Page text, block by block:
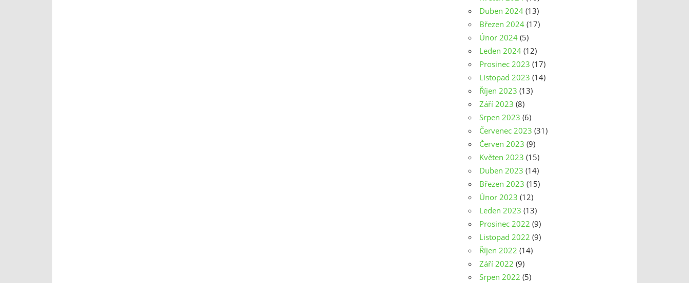
Duben 2024 (13)
Březen 2024 (17)
Únor 2024 (5)
Leden 2024 (12)
Prosinec 2023 (17)
Listopad 2023 (14)
Říjen 2023 (13)
Září 2023 (8)
Srpen 2023 (6)
Červenec 2023 (31)
Červen 2023 (9)
Květen 2023 (15)
Duben 2023 (14)
Březen 2023 (15)
Únor 2023 (12)
Leden 2023 (13)
Prosinec 2022 (9)
Listopad 2022 (9)
Říjen 2022 (14)
Září 2022 (9)
Srpen 2022 (5)